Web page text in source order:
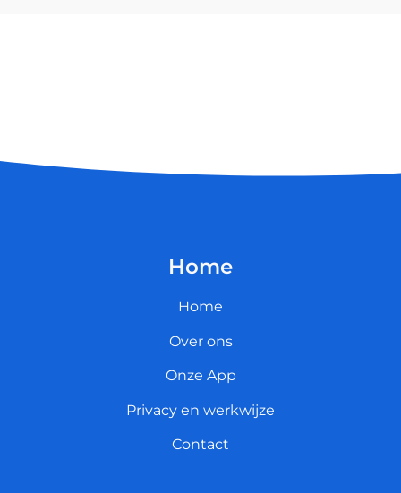
Home
Home
Over ons
Onze App
Privacy en werkwijze
Contact